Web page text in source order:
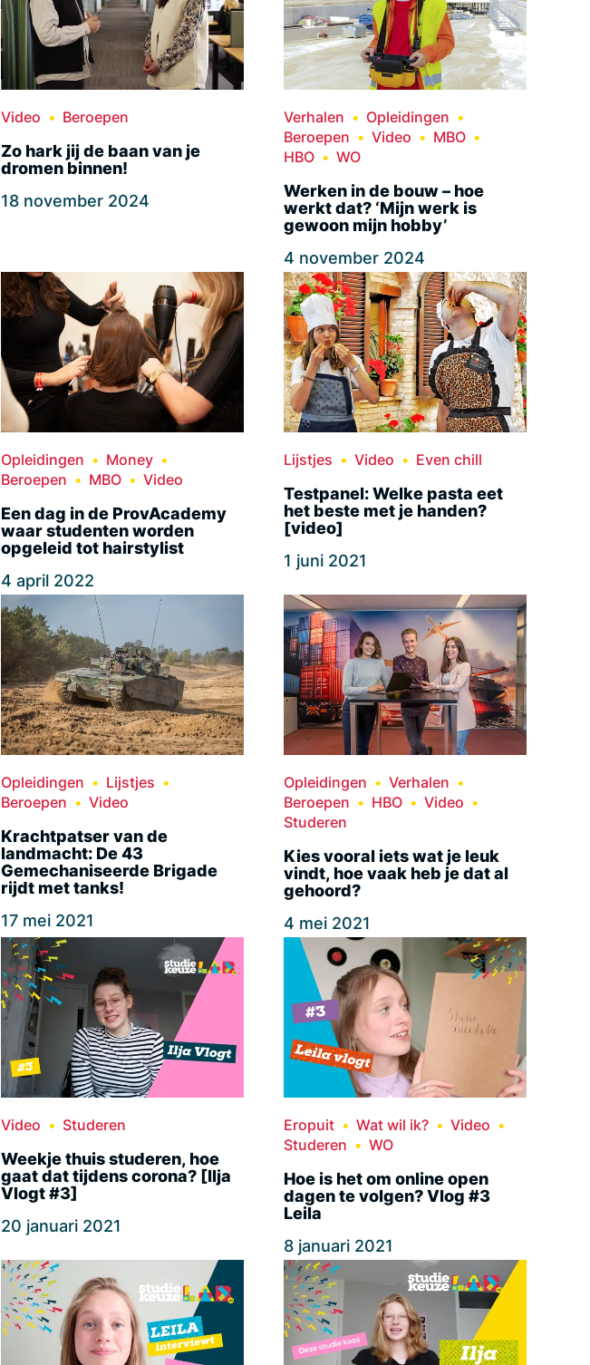
Video Beroepen
Zo hark jij de baan van je
dromen binnen!
18 november 2024
Verhalen
Opleidingen
Beroepen
Video
MBO
HBO
WO
Werken in de bouw – hoe
werkt dat? ‘Mijn werk is
gewoon mijn hobby’
4 november 2024
Opleidingen
Money
Beroepen
MBO Video
Een dag in de ProvAcademy
waar studenten worden
opgeleid tot hairstylist
4 april 2022
Lijstjes Video Even chill
Testpanel: Welke pasta eet
het beste met je handen?
[video]
1 juni 2021
Opleidingen
Lijstjes
Beroepen
Video
Krachtpatser van de
landmacht: De 43
Gemechaniseerde Brigade
rijdt met tanks!
17 mei 2021
Opleidingen
Verhalen
Beroepen
HBO
Video
Studeren
Kies vooral iets wat je leuk
vindt, hoe vaak heb je dat al
gehoord?
4 mei 2021
Video Studeren
Weekje thuis studeren, hoe
gaat dat tijdens corona? [Ilja
Vlogt #3]
20 januari 2021
Eropuit Wat wil ik?
Video
Studeren
WO
Hoe is het om online open
dagen te volgen? Vlog #3
Leila
8 januari 2021